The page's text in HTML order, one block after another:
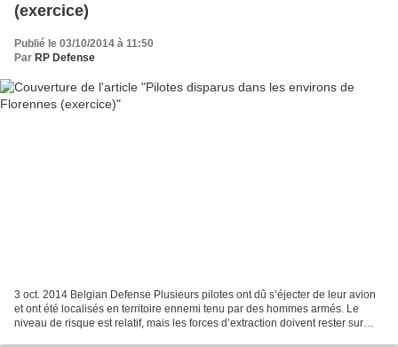
(exercice)
Publié le 03/10/2014 à 11:50
Par RP Defense
3 oct. 2014 Belgian Defense Plusieurs pilotes ont dû s’éjecter de leur avion
et ont été localisés en territoire ennemi tenu par des hommes armés. Le
niveau de risque est relatif, mais les forces d’extraction doivent rester sur